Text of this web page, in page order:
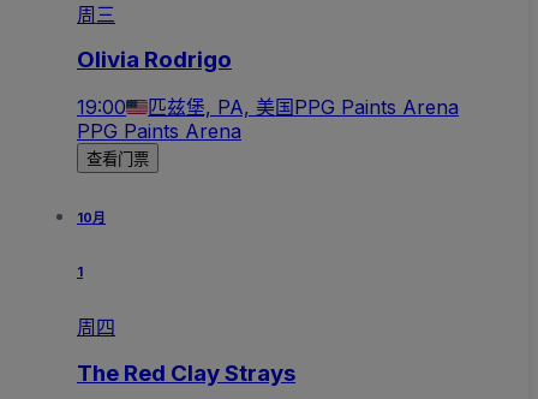
周三
Olivia Rodrigo
19:00 匹兹堡, PA, 美国PPG Paints Arena
PPG Paints Arena
查看门票
10月
1
周四
The Red Clay Strays